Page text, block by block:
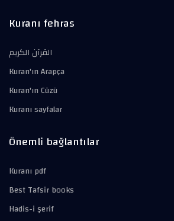
Kuranı fehras
القرآن الكريم
Kuran'ın Arapça
Kuran'ın Cüzü
Kuranı sayfalar
Önemli bağlantılar
Kuranı pdf
Best Tafsir books
Hadis-i şerif